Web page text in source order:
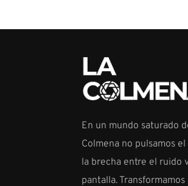
En un mundo saturado
Colmena no pulsamos
la brecha entre el ruido
pantalla.